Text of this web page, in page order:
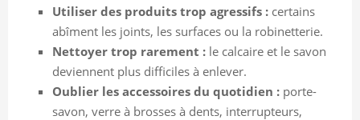
Utiliser des produits trop agressifs : certains
abîment les joints, les surfaces ou la robinetterie.
Nettoyer trop rarement : le calcaire et le savon
deviennent plus difficiles à enlever.
Oublier les accessoires du quotidien : porte-
savon, verre à brosses à dents, interrupteurs,